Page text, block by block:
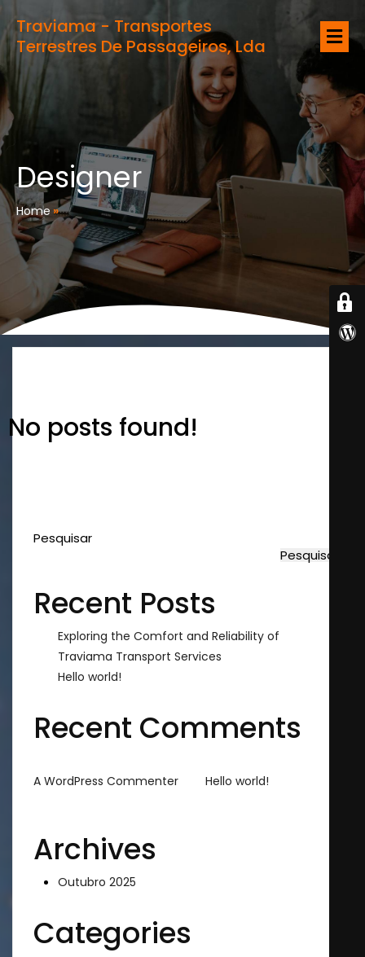
Traviama - Transportes
Terrestres De Passageiros, Lda
Designer
Home »
No posts found!
Pesquisar
Pesquisar
Recent Posts
Exploring the Comfort and Reliability of
Traviama Transport Services
Hello world!
Recent Comments
A WordPress Commenter Hello world!
Archives
Outubro 2025
Categories